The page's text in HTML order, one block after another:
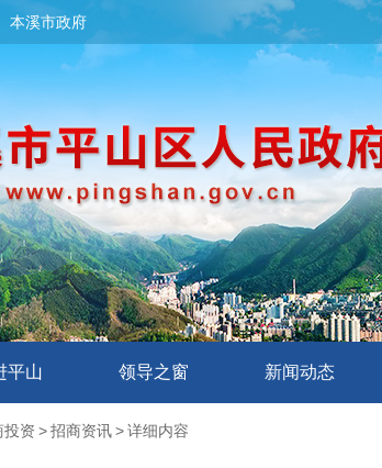
本溪市政府
平山 领导之窗 新闻动态
投资 >招商资讯>详细内容